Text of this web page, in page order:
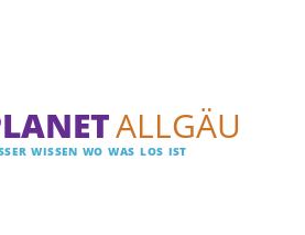
ALLGÄU
WISSEN WO WAS LOS IST